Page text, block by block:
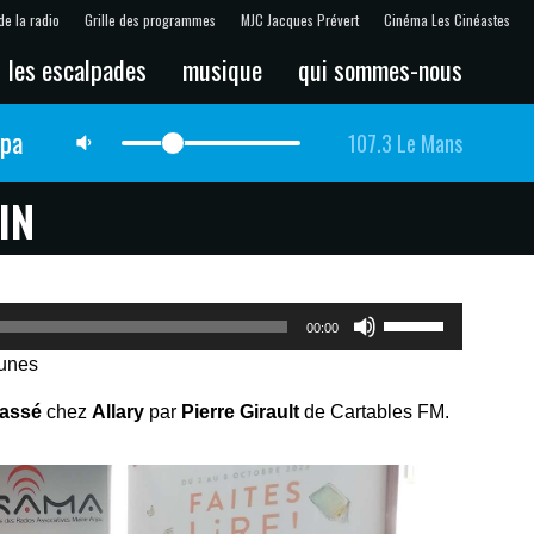
la radio Grille des programmes MJC Jacques Prévert Cinéma Les Cinéastes
les escalpades musique qui sommes-nous
107.3 Le Mans
00:00
haut/bas
ou
diminuer
chezAllary par Pierre Girault de Cartables FM.